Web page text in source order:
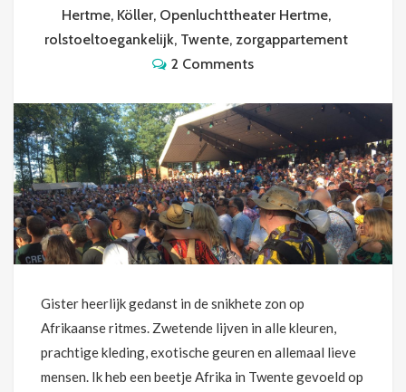
Hertme, Köller, Openluchttheater Hertme,
rolstoeltoegankelijk, Twente, zorgappartement
2 Comments
Gister heerlijk gedanst in de snikhete zon op
Afrikaanse ritmes. Zwetende lijven in alle kleuren,
prachtige kleding, exotische geuren en allemaal lieve
mensen. Ik heb een beetje Afrika in Twente gevoeld op